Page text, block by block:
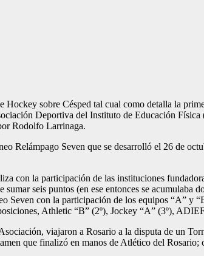
sobre Césped tal cual como detalla la
Deportiva del Instituto de Educación
Rodolfo Larrinaga.
Relámpago Seven que se desarrolló el 26 de
con la participación de las instituciones
seis puntos (en ese entonces se
Seven con la participación de los equipos “A”
Athletic “B” (2º), Jockey “A” (3º),
viajaron a Rosario a la disputa de un
que finalizó en manos de Atlético del